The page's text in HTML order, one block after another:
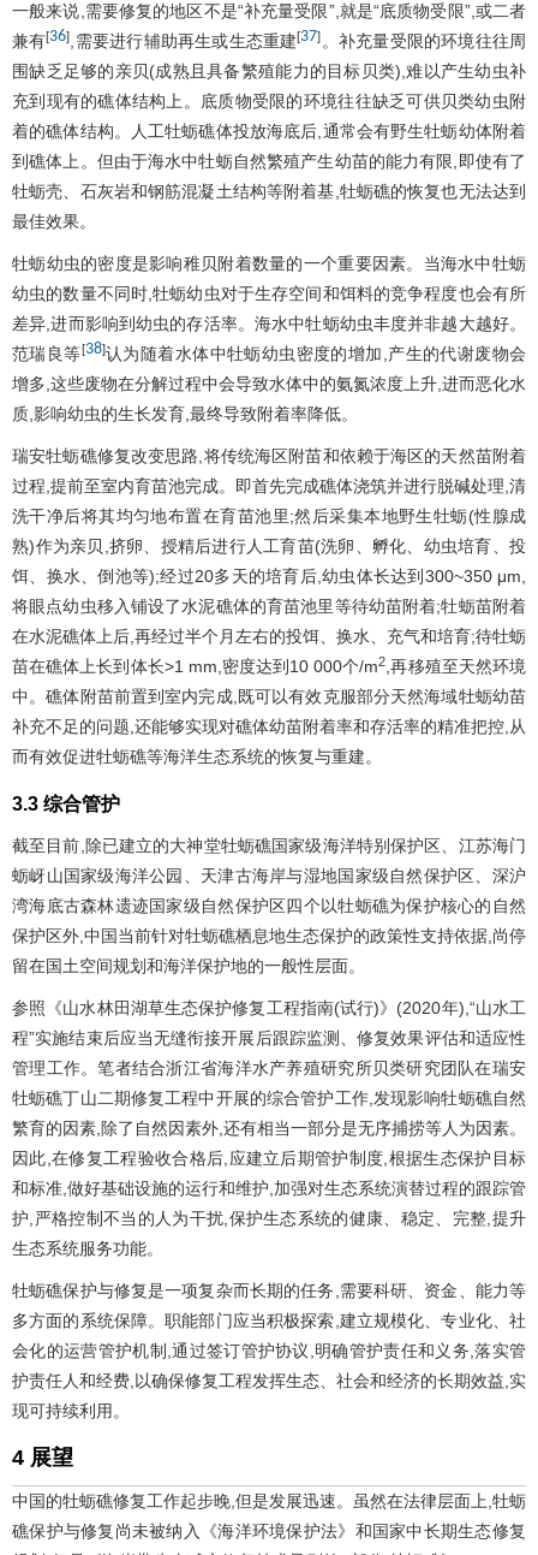
一般来说,需要修复的地区不是“补充量受限”,就是“底质物受限”,或二者
兼有[36] ,需要进行辅助再生或生态重建[37] 。补充量受限的环境往往周
围缺乏足够的亲贝(成熟且具备繁殖能力的目标贝类),难以产生幼虫补
充到现有的礁体结构上。底质物受限的环境往往缺乏可供贝类幼虫附
着的礁体结构。人工牡蛎礁体投放海底后,通常会有野生牡蛎幼体附着
到礁体上。但由于海水中牡蛎自然繁殖产生幼苗的能力有限,即使有了
牡蛎壳、石灰岩和钢筋混凝土结构等附着基,牡蛎礁的恢复也无法达到
最佳效果。
牡蛎幼虫的密度是影响稚贝附着数量的一个重要因素。当海水中牡蛎
幼虫的数量不同时,牡蛎幼虫对于生存空间和饵料的竞争程度也会有所
差异,进而影响到幼虫的存活率。海水中牡蛎幼虫丰度并非越大越好。
范瑞良等[38]认为随着水体中牡蛎幼虫密度的增加,产生的代谢废物会
增多,这些废物在分解过程中会导致水体中的氨氮浓度上升,进而恶化水
质,影响幼虫的生长发育,最终导致附着率降低。
瑞安牡蛎礁修复改变思路,将传统海区附苗和依赖于海区的天然苗附着
过程,提前至室内育苗池完成。即首先完成礁体浇筑并进行脱碱处理,清
洗干净后将其均匀地布置在育苗池里;然后采集本地野生牡蛎(性腺成
熟)作为亲贝,挤卵、授精后进行人工育苗(洗卵、孵化、幼虫培育、投
饵、换水、倒池等);经过20多天的培育后,幼虫体长达到300~350 μm,
将眼点幼虫移入铺设了水泥礁体的育苗池里等待幼苗附着;牡蛎苗附着
在水泥礁体上后,再经过半个月左右的投饵、换水、充气和培育;待牡蛎
苗在礁体上长到体长>1 mm,密度达到10 000个/m2 ,再移殖至天然环境
中。礁体附苗前置到室内完成,既可以有效克服部分天然海域牡蛎幼苗
补充不足的问题,还能够实现对礁体幼苗附着率和存活率的精准把控,从
而有效促进牡蛎礁等海洋生态系统的恢复与重建。
3.3 综合管护
截至目前,除已建立的大神堂牡蛎礁国家级海洋特别保护区、江苏海门
蛎岈山国家级海洋公园、天津古海岸与湿地国家级自然保护区、深沪
湾海底古森林遗迹国家级自然保护区四个以牡蛎礁为保护核心的自然
保护区外,中国当前针对牡蛎礁栖息地生态保护的政策性支持依据,尚停
留在国土空间规划和海洋保护地的一般性层面。
参照《山水林田湖草生态保护修复工程指南(试行)》(2020年),“山水工
程”实施结束后应当无缝衔接开展后跟踪监测、修复效果评估和适应性
管理工作。笔者结合浙江省海洋水产养殖研究所贝类研究团队在瑞安
牡蛎礁丁山二期修复工程中开展的综合管护工作,发现影响牡蛎礁自然
繁育的因素,除了自然因素外,还有相当一部分是无序捕捞等人为因素。
因此,在修复工程验收合格后,应建立后期管护制度,根据生态保护目标
和标准,做好基础设施的运行和维护,加强对生态系统演替过程的跟踪管
护,严格控制不当的人为干扰,保护生态系统的健康、稳定、完整,提升
生态系统服务功能。
牡蛎礁保护与修复是一项复杂而长期的任务,需要科研、资金、能力等
多方面的系统保障。职能部门应当积极探索,建立规模化、专业化、社
会化的运营管护机制,通过签订管护协议,明确管护责任和义务,落实管
护责任人和经费,以确保修复工程发挥生态、社会和经济的长期效益,实
现可持续利用。
4 展望
中国的牡蛎礁修复工作起步晚,但是发展迅速。虽然在法律层面上,牡蛎
礁保护与修复尚未被纳入《海洋环境保护法》和国家中长期生态修复